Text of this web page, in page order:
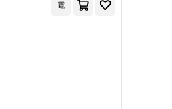
電